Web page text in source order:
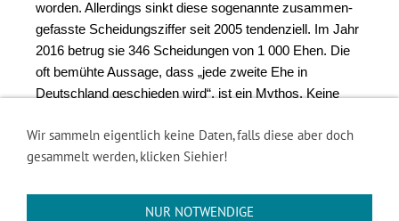
worden. Allerdings sinkt diese sogenannte zusammen­
gefasste Scheidungs­ziffer seit 2005 tendenziell. Im Jahr
2016 betrug sie 346 Scheidungen von 1 000 Ehen. Die
oft bemühte Aussage, dass „jede zweite Ehe in
Deutschland geschieden wird“, ist ein Mythos. Keine
hin. (Quelle: Statistisches Bundesamt)
Aus juristischer Sicht ist die Scheidung selbst meist
lediglich, dass die Eheleute mindestens ein Jahr
Wir sammeln eigentlich keine Daten, falls diese aber doch
gesammelt werden, klicken Siehier!
NUR NOTWENDIGE